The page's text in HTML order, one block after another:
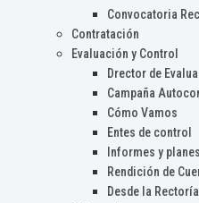
Convocatoria
Contratación
Evaluación y Control
Drector de
Campaña
Cómo Vamos
Entes de control
Informes y planes
Rendición de
Desde la Rectoría